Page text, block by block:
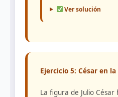
Ver solución
Ejercicio 5: César en
La figura de Julio